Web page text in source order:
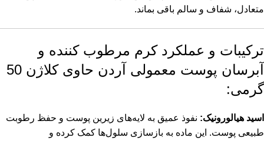
متعادل، شفاف و سالم باقی بماند.
ترکیبات و عملکرد کرم مرطوب کننده و
آبرسان پوست معمولی آردن حاوی کلاژن 50
گرمی:
اسید هیالورونیک: نفوذ عمیق به لایه‌های زیرین پوست و حفظ رطوبت
طبیعی پوست. این ماده به بازسازی سلول‌ها کمک کرده و